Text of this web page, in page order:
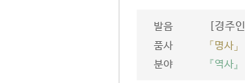
발음 [경주
품사
「명사」
분야
『역사』